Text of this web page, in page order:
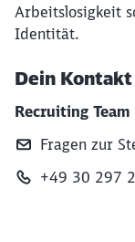
Arbeitslosigkeit
Identität.
Dein Kontakt
Recruiting Team
Fragen zur
+49 30 297